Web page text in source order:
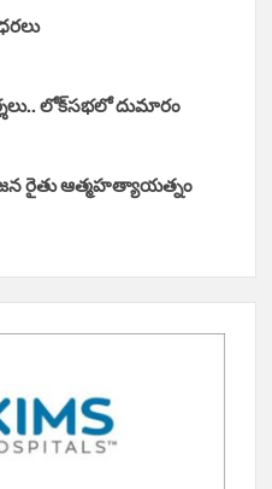
లోక్‌సభలో దుమారం
రైతు ఆత్మహత్యాయత్నం